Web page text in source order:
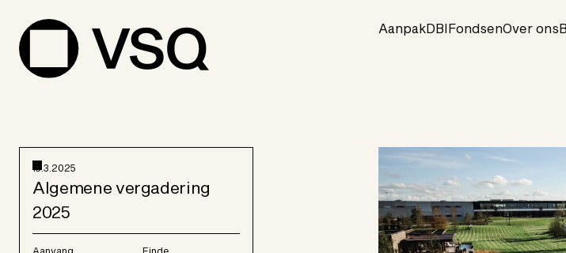
AanpakDBIFondsenOver ons
15.3.2025
Algemene vergadering
2025
Aanvang Einde